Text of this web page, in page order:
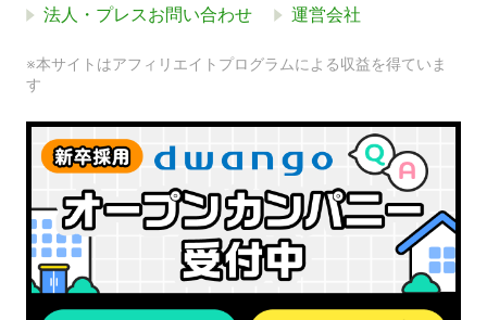
法人・プレスお問い合わせ 運営会社
※本サイトはアフィリエイトプログラムによる収益を得ていま
す